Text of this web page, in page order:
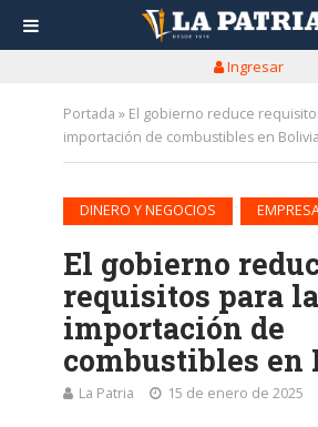
Ingresar
Portada » El gobierno reduce
importación de combustibles en Bolivia
DINERO Y NEGOCIOS
El gobierno
requisitos para la
importación de
combustibles en
La Patria 15 de enero de 2025